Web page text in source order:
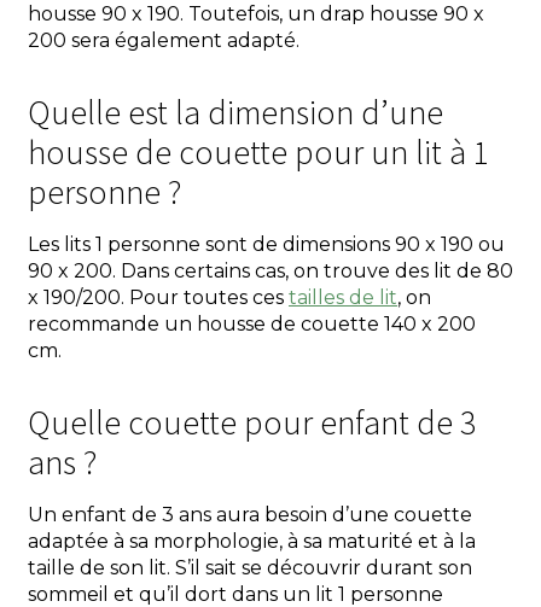
housse 90 x 190. Toutefois, un drap housse 90 x
200 sera également adapté.
Quelle est la dimension d’une
housse de couette pour un lit à 1
personne ?
Les lits 1 personne sont de dimensions 90 x 190 ou
90 x 200. Dans certains cas, on trouve des lit de 80
x 190/200. Pour toutes ces tailles de lit, on
recommande un housse de couette 140 x 200
cm.
Quelle couette pour enfant de 3
ans ?
Un enfant de 3 ans aura besoin d’une couette
adaptée à sa morphologie, à sa maturité et à la
taille de son lit. S’il sait se découvrir durant son
sommeil et qu’il dort dans un lit 1 personne